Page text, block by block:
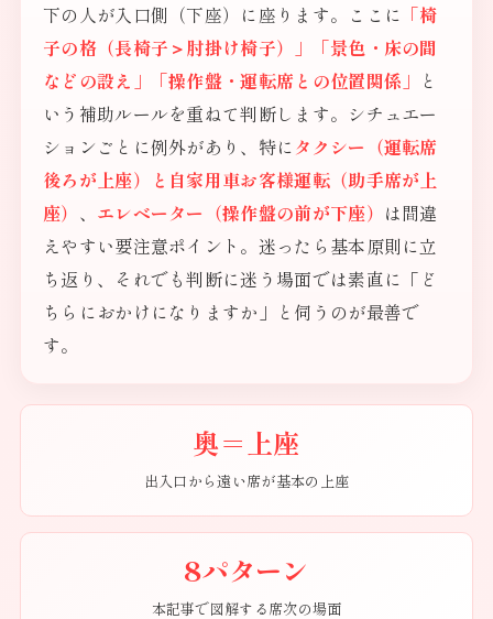
下の人が入口側（下座）に座ります。ここに 「椅
子の格（長椅子＞肘掛け椅子）」「景色・床の間
などの設え」「操作盤・運転席との位置関係」 と
いう補助ルールを重ねて判断します。シチュエー
ションごとに例外があり、特にタクシー（運転席
後ろが上座）と自家用車お客様運転（助手席が上
座） 、 エレベーター（操作盤の前が下座） は間違
えやすい要注意ポイント。迷ったら基本原則に立
ち返り、それでも判断に迷う場面では素直に「ど
ちらにおかけになりますか」と伺うのが最善で
す。
奥＝上座
出入口から遠い席が基本の上座
8パターン
本記事で図解する席次の場面